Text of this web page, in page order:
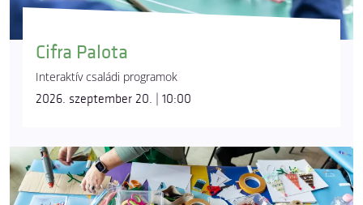
Cifra Palota
Interaktív családi programok
2026. szeptember 20. | 10:00